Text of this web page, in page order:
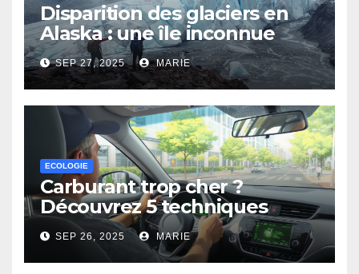
Disparition des glaciers en
Alaska : une île inconnue
surgit des eaux
SEP 27, 2025 MARIE
ECOLOGIE
Carburant trop cher ?
Découvrez 5 techniques
d’éco-conduite pour payer
moins
SEP 26, 2025 MARIE